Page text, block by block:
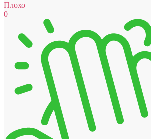
Плохо
0